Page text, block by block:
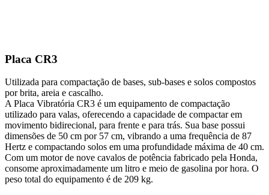
Placa CR3
Utilizada para compactação de bases, sub-bases e solos compostos
por brita, areia e cascalho.
A Placa Vibratória CR3 é um equipamento de compactação
utilizado para valas, oferecendo a capacidade de compactar em
movimento bidirecional, para frente e para trás. Sua base possui
dimensões de 50 cm por 57 cm, vibrando a uma frequência de 87
Hertz e compactando solos em uma profundidade máxima de 40 cm.
Com um motor de nove cavalos de potência fabricado pela Honda,
consome aproximadamente um litro e meio de gasolina por hora. O
peso total do equipamento é de 209 kg.